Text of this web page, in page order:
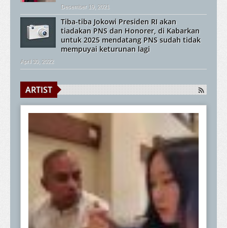
Desember 19, 2021
Tiba-tiba Jokowi Presiden RI akan
tiadakan PNS dan Honorer, di Kabarkan
untuk 2025 mendatang PNS sudah tidak
mempuyai keturunan lagi
April 30, 2022
ARTIST